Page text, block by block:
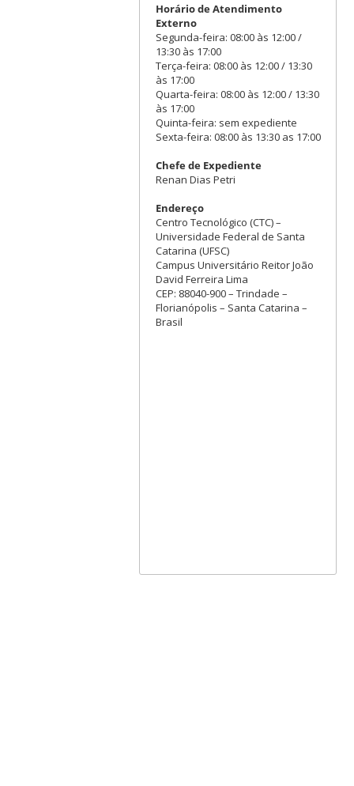
Horário de Atendimento
Externo
Segunda-feira: 08:00 às 12:00 /
13:30 às 17:00
Terça-feira: 08:00 às 12:00 / 13:30
às 17:00
Quarta-feira: 08:00 às 12:00 / 13:30
às 17:00
Quinta-feira: sem expediente
Sexta-feira: 08:00 às 13:30 as 17:00
Chefe de Expediente
Renan Dias Petri
Endereço
Centro Tecnológico (CTC) –
Universidade Federal de Santa
Catarina (UFSC)
Campus Universitário Reitor João
David Ferreira Lima
CEP: 88040-900 – Trindade –
Florianópolis – Santa Catarina –
Brasil